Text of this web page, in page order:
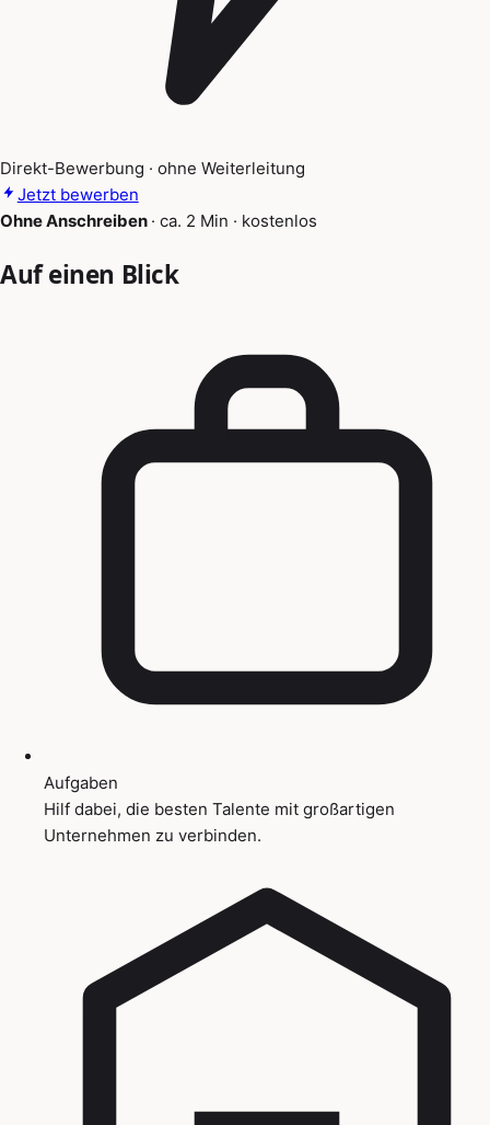
Direkt-Bewerbung · ohne Weiterleitung
Jetzt bewerben
Ohne Anschreiben · ca. 2 Min · kostenlos
Auf einen Blick
Aufgaben
Hilf dabei, die besten Talente mit großartigen
Unternehmen zu verbinden.